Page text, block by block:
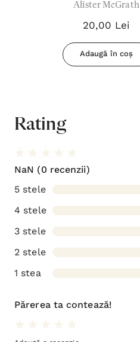
Alister McGrath
20,00 Lei
Adaugă în coș
Rating
NaN (0 recenzii)
5 stele
4 stele
3 stele
2 stele
1 stea
Părerea ta contează!